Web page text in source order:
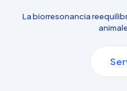
La biorresonancia